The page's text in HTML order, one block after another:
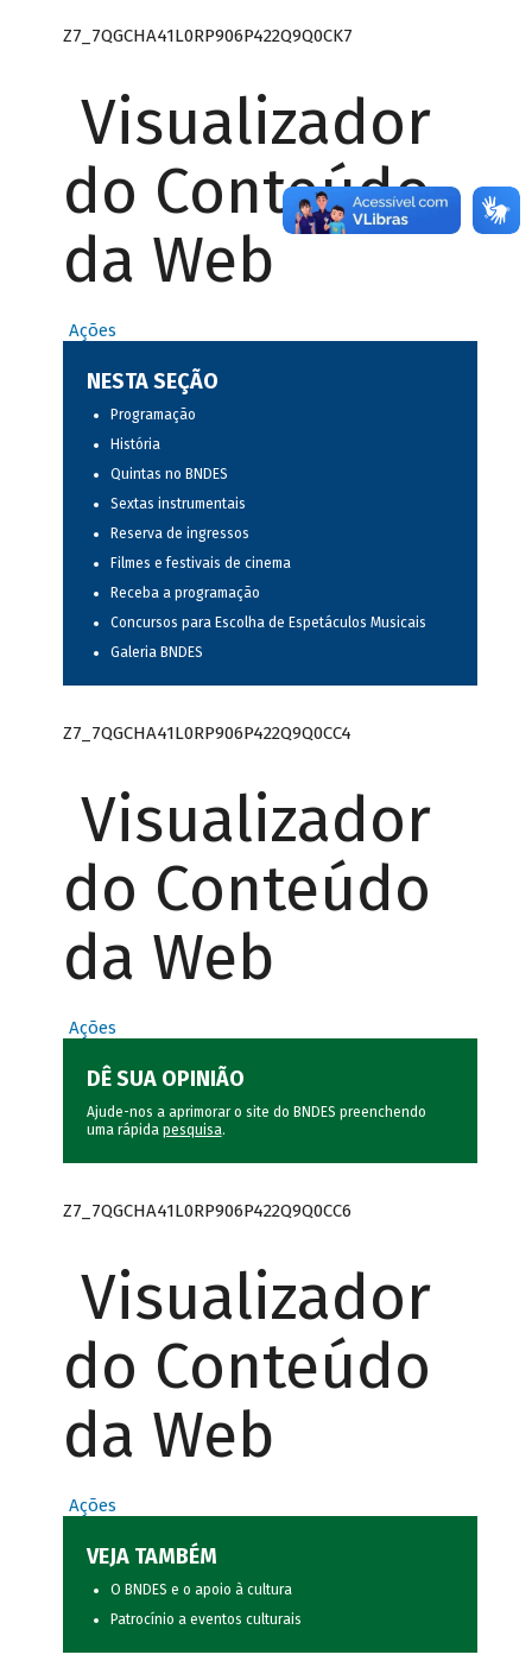
Z7_7QGCHA41L0RP906P422Q9Q0CK7
Visualizador
do Conteúdo
da Web
Ações
NESTA SEÇÃO
Programação
História
Quintas no BNDES
Sextas instrumentais
Reserva de ingressos
Filmes e festivais de cinema
Receba a programação
Concursos para Escolha de Espetáculos Musicais
Galeria BNDES
Z7_7QGCHA41L0RP906P422Q9Q0CC4
Visualizador
do Conteúdo
da Web
Ações
DÊ SUA OPINIÃO
Ajude-nos a aprimorar o site do BNDES preenchendo
uma rápida pesquisa.
Z7_7QGCHA41L0RP906P422Q9Q0CC6
Visualizador
do Conteúdo
da Web
Ações
VEJA TAMBÉM
O BNDES e o apoio à cultura
Patrocínio a eventos culturais